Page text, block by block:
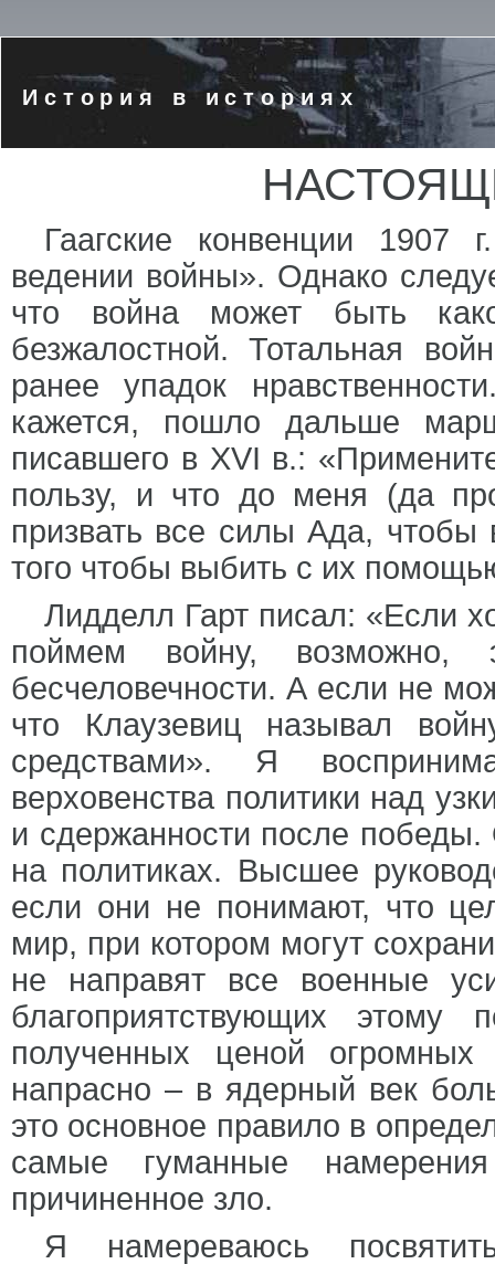
История в историях
Гаагские конвенции 1907
ведении войны». Однако
что война может быть
безжалостной. Тотальная
ранее упадок
кажется, пошло дальше
писавшего в XVI в.:
пользу, и что до меня (да
призвать все силы Ада, чтобы
того чтобы выбить с их
Лидделл Гарт писал: «Если
поймем войну, возможно,
бесчеловечности. А если не
что Клаузевиц называл
средствами». Я
верховенства политики над
и сдержанности после победы.
на политиках. Высшее
если они не понимают, что
мир, при котором могут
не направят все военные
благоприятствующих этому
полученных ценой
напрасно – в ядерный век
это основное правило в
самые гуманные
причиненное зло.
Я намереваюсь